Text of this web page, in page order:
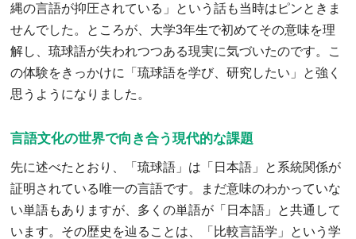
縄の言語が抑圧されている」という話も当時はピンときま
せんでした。ところが、大学3年生で初めてその意味を理
解し、琉球語が失われつつある現実に気づいたのです。こ
の体験をきっかけに「琉球語を学び、研究したい」と強く
思うようになりました。
言語文化の世界で向き合う現代的な課題
先に述べたとおり、「琉球語」は「日本語」と系統関係が
証明されている唯一の言語です。まだ意味のわかっていな
い単語もありますが、多くの単語が「日本語」と共通して
います。その歴史を辿ることは、「比較言語学」という学